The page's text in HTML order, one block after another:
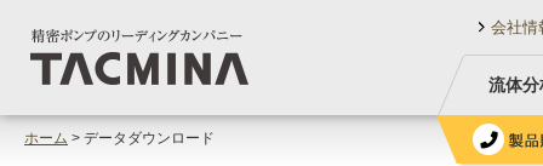
会社情
流体
ホーム > データダウンロード